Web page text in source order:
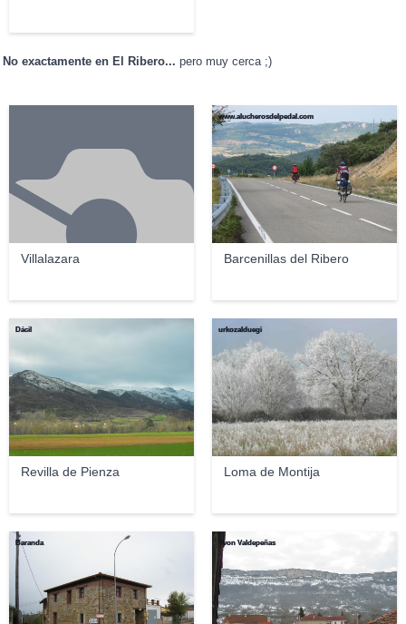
No exactamente en El Ribero... pero muy cerca ;)
Villalazara Barcenillas del Ribero
www.alucherosdelpedal.com
Revilla de Pienza
Dácil
Loma de Montija
urkozalduegi
Baranda Yvon Valdepeñas